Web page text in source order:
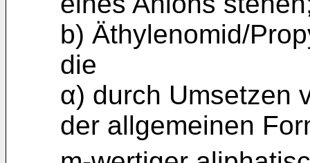
b) Äthylenomid/
die
α) durch Umsetzen
der allgemeinen